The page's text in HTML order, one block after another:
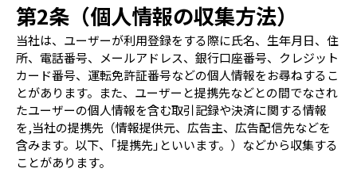
第2条（個人情報の収集方法）
当社は、ユーザーが利用登録をする際に氏名、生年月日、住
所、電話番号、メールアドレス、銀行口座番号、クレジット
カード番号、運転免許証番号などの個人情報をお尋ねするこ
とがあります。また、ユーザーと提携先などとの間でなされ
たユーザーの個人情報を含む取引記録や決済に関する情報
を,当社の提携先（情報提供元、広告主、広告配信先などを
含みます。以下、｢提携先｣といいます。）などから収集する
ことがあります。